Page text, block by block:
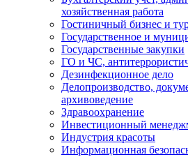
хозяйственная работа
Гостиничный бизнес и
Государственное и
Государственные закупки
ГО и ЧС,
Дезинфекционное дело
Делопроизводство,
архивоведение
Здравоохранение
Инвестиционный
Индустрия красоты
Информационная